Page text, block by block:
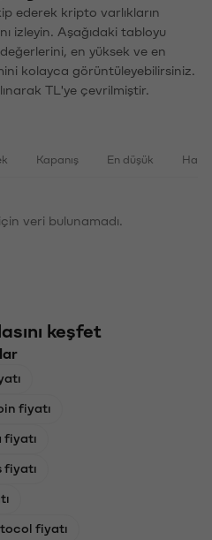
ederek kripto varlıkların
izleyin. Aşağıdaki tabloyu
en yüksek ve en
kolayca görüntüleyebilirsiniz.
TL'ye çevrilmiştir.
Kapanış En düşük
veri bulunamadı.
keşfet
fiyatı
fiyatı
fiyatı
fiyatı